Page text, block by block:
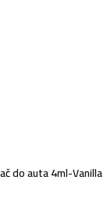
do auta 4ml-Vanilla